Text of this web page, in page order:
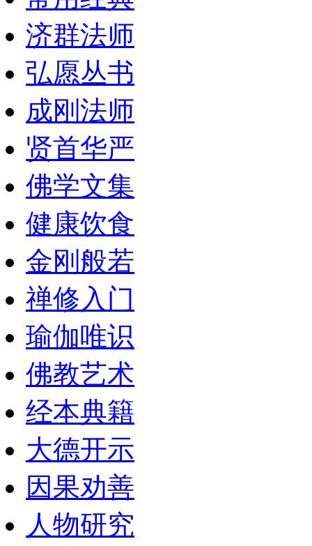
济群法师
弘愿丛书
成刚法师
贤首华严
佛学文集
健康饮食
金刚般若
禅修入门
瑜伽唯识
佛教艺术
经本典籍
大德开示
因果劝善
人物研究